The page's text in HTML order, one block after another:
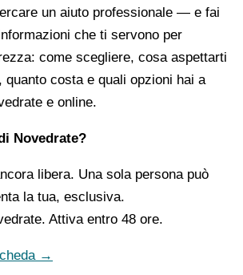
un aiuto professionale — e fai
che ti servono per
come scegliere, cosa aspettarti
quanto costa e quali opzioni hai a
e online.
Novedrate?
libera. Una sola persona può
la tua, esclusiva.
Attiva entro 48 ore.
→